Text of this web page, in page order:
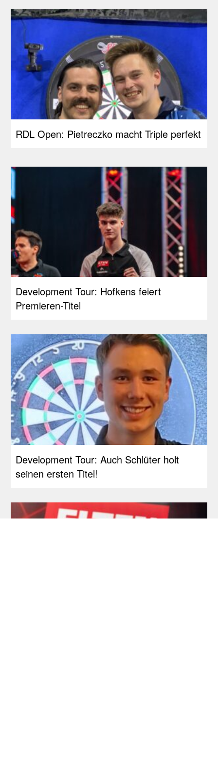
RDL Open: Pietreczko macht Triple perfekt
Development Tour: Hofkens feiert
Premieren-Titel
Development Tour: Auch Schlüter holt
seinen ersten Titel!